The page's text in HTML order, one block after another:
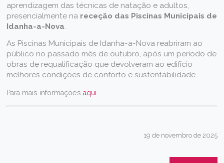
aprendizagem das técnicas de natação e adultos,
presencialmente na receção das Piscinas Municipais de
Idanha-a-Nova.
As Piscinas Municipais de Idanha-a-Nova reabriram ao
público no passado mês de outubro, após um período de
obras de requalificação que devolveram ao edifício
melhores condições de conforto e sustentabilidade.
Para mais informaçõesaqui
19 de novembro de 2025